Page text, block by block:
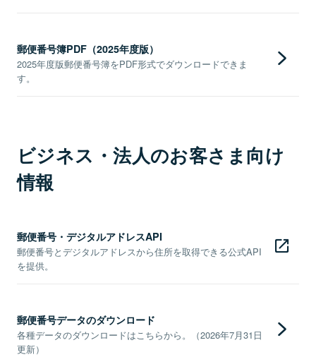
郵便番号簿PDF（2025年度版）
2025年度版郵便番号簿をPDF形式でダウンロードできま
す。
ビジネス・法人のお客さま向け
情報
郵便番号・デジタルアドレスAPI
郵便番号とデジタルアドレスから住所を取得できる公式API
を提供。
郵便番号データのダウンロード
各種データのダウンロードはこちらから。（2026年7月31日
更新）